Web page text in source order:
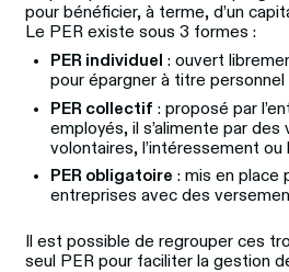
pour bénéficier, à terme, d’un
Le PER existe sous 3 formes :
PER individuel : ouvert
pour épargner à titre personnel
PER collectif : proposé par
employés, il s’alimente par des
volontaires, l’intéressement ou
PER obligatoire : mis en place
entreprises avec des
Il est possible de regrouper ces
seul PER pour faciliter la gestion